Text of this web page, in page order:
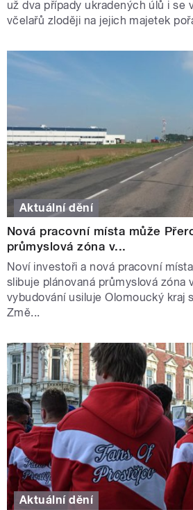
už dva případy ukradených úlů i se
včelařů zloději na jejich majetek
Aktuální dění
Nová pracovní místa může
průmyslová zóna v...
Noví investoři a nová pracovní
slibuje plánovaná průmyslová zóna
vybudování usiluje Olomoucký kraj
Změ...
Aktuální dění